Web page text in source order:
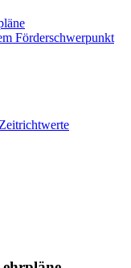
Förderschwerpunkt